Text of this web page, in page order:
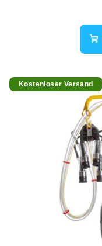
Kostenloser Versand